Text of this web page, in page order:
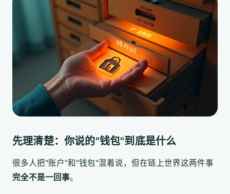
先理清楚：你说的"钱包"到底是什么
很多人把"账户"和"钱包"混着说，但在链上世界这两件事
完全不是一回事。